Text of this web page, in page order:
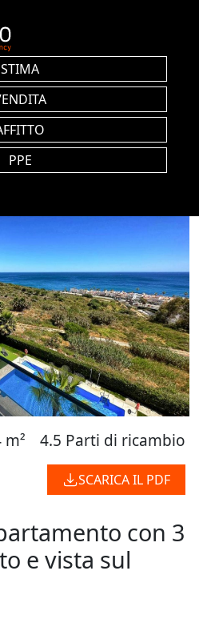
STIMA
PPE
m² 4.5 Parti di ricambio
SCARICA IL PDF
con 3
e vista sul